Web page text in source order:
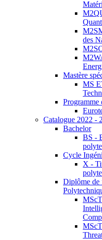
des
Mastère
MS
Programme
Catalogue 2022 -
Bachelor
BS -
Cycle
X -
Diplôme de